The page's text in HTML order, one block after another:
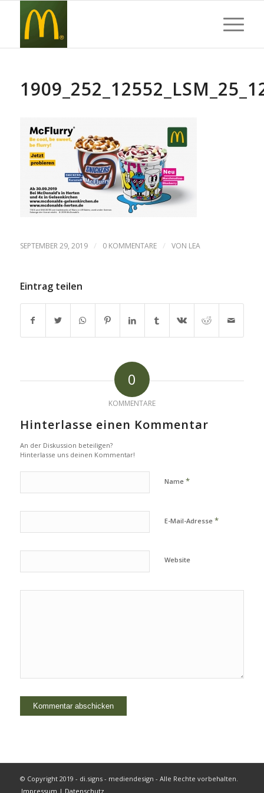
SEPTEMBER 29, 2019 / 0 KOMMENTARE / VON LEA
Eintrag teilen
0
KOMMENTARE
Hinterlasse einen Kommentar
An der Diskussion beteiligen?
Hinterlasse uns deinen Kommentar!
Name *
E-Mail-Adresse *
Website
© Copyright 2019 - di.signs - mediendesign - Alle Rechte vorbehalten.
Impressum | Datenschutz